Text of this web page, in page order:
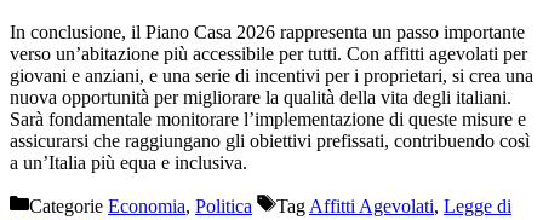
In conclusione, il Piano Casa 2026 rappresenta un passo importante
verso un’abitazione più accessibile per tutti. Con affitti agevolati per
giovani e anziani, e una serie di incentivi per i proprietari, si crea una
nuova opportunità per migliorare la qualità della vita degli italiani.
Sarà fondamentale monitorare l’implementazione di queste misure e
assicurarsi che raggiungano gli obiettivi prefissati, contribuendo così
a un’Italia più equa e inclusiva.
Categorie Economia, Politica Tag Affitti Agevolati, Legge di